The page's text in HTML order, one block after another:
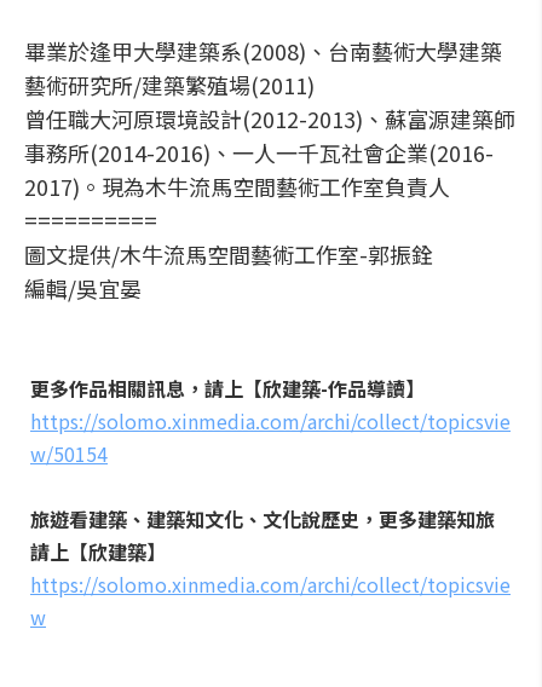
畢業於逢甲大學建築系(2008)、台南藝術大學建築
藝術研究所/建築繁殖場(2011)
曾任職大河原環境設計(2012-2013)、蘇富源建築師
事務所(2014-2016)、一人一千瓦社會企業(2016-
2017)。現為木牛流馬空間藝術工作室負責人
==========
圖文提供/木牛流馬空間藝術工作室-郭振銓
編輯/吳宜晏
更多作品相關訊息，請上【欣建築-作品導讀】
https://solomo.xinmedia.com/archi/collect/topicsvie
w/50154
旅遊看建築、建築知文化、文化說歷史，更多建築知旅
請上【欣建築】
https://solomo.xinmedia.com/archi/collect/topicsvie
w